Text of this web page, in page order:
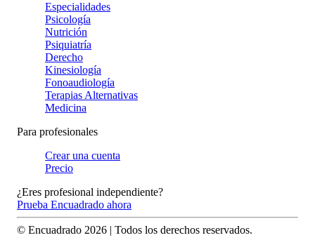
Especialidades
Psicología
Nutrición
Psiquiatría
Derecho
Kinesiología
Fonoaudiología
Terapias Alternativas
Medicina
Para profesionales
Crear una cuenta
Precio
¿Eres profesional independiente?
Prueba Encuadrado ahora
© Encuadrado 2026 | Todos los derechos reservados.